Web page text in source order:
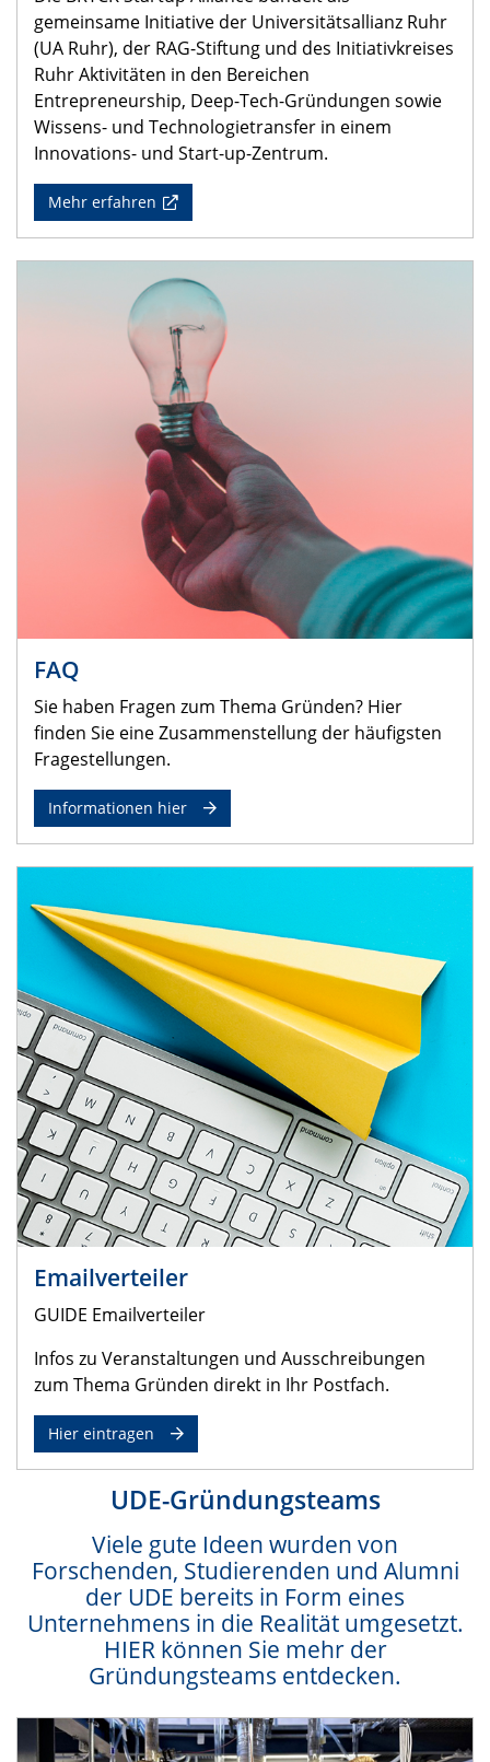
gemeinsame Initiative der Universitätsallianz Ruhr
(UA Ruhr), der RAG-Stiftung und des Initiativkreises
Ruhr Aktivitäten in den Bereichen
Entrepreneurship, Deep-Tech-Gründungen sowie
Wissens- und Technologietransfer in einem
Innovations- und Start-up-Zentrum.
Mehr erfahren
FAQ
Sie haben Fragen zum Thema Gründen? Hier
finden Sie eine Zusammenstellung der häufigsten
Fragestellungen.
Informationen hier
Emailverteiler
GUIDE Emailverteiler
Infos zu Veranstaltungen und Ausschreibungen
zum Thema Gründen direkt in Ihr Postfach.
Hier eintragen
UDE-Gründungsteams
Viele gute Ideen wurden von
Forschenden, Studierenden und Alumni
der UDE bereits in Form eines
Unternehmens in die Realität umgesetzt.
HIER können Sie mehr der
Gründungsteams entdecken.